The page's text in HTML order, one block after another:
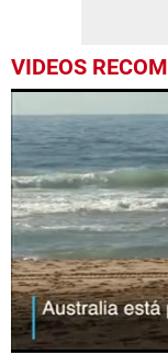
VIDEOS